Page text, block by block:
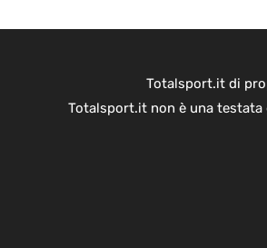
Totalsport.it di
Totalsport.it non è una